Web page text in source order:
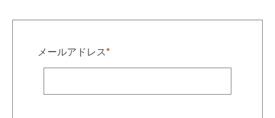
メールアドレス*